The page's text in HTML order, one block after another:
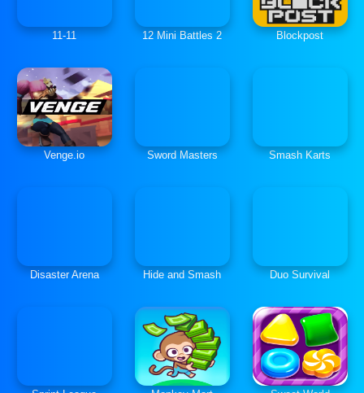
11-11 12 Mini Battles 2 Blockpost
Venge.io Sword Masters Smash Karts
Disaster Arena Hide and Smash Duo Survival